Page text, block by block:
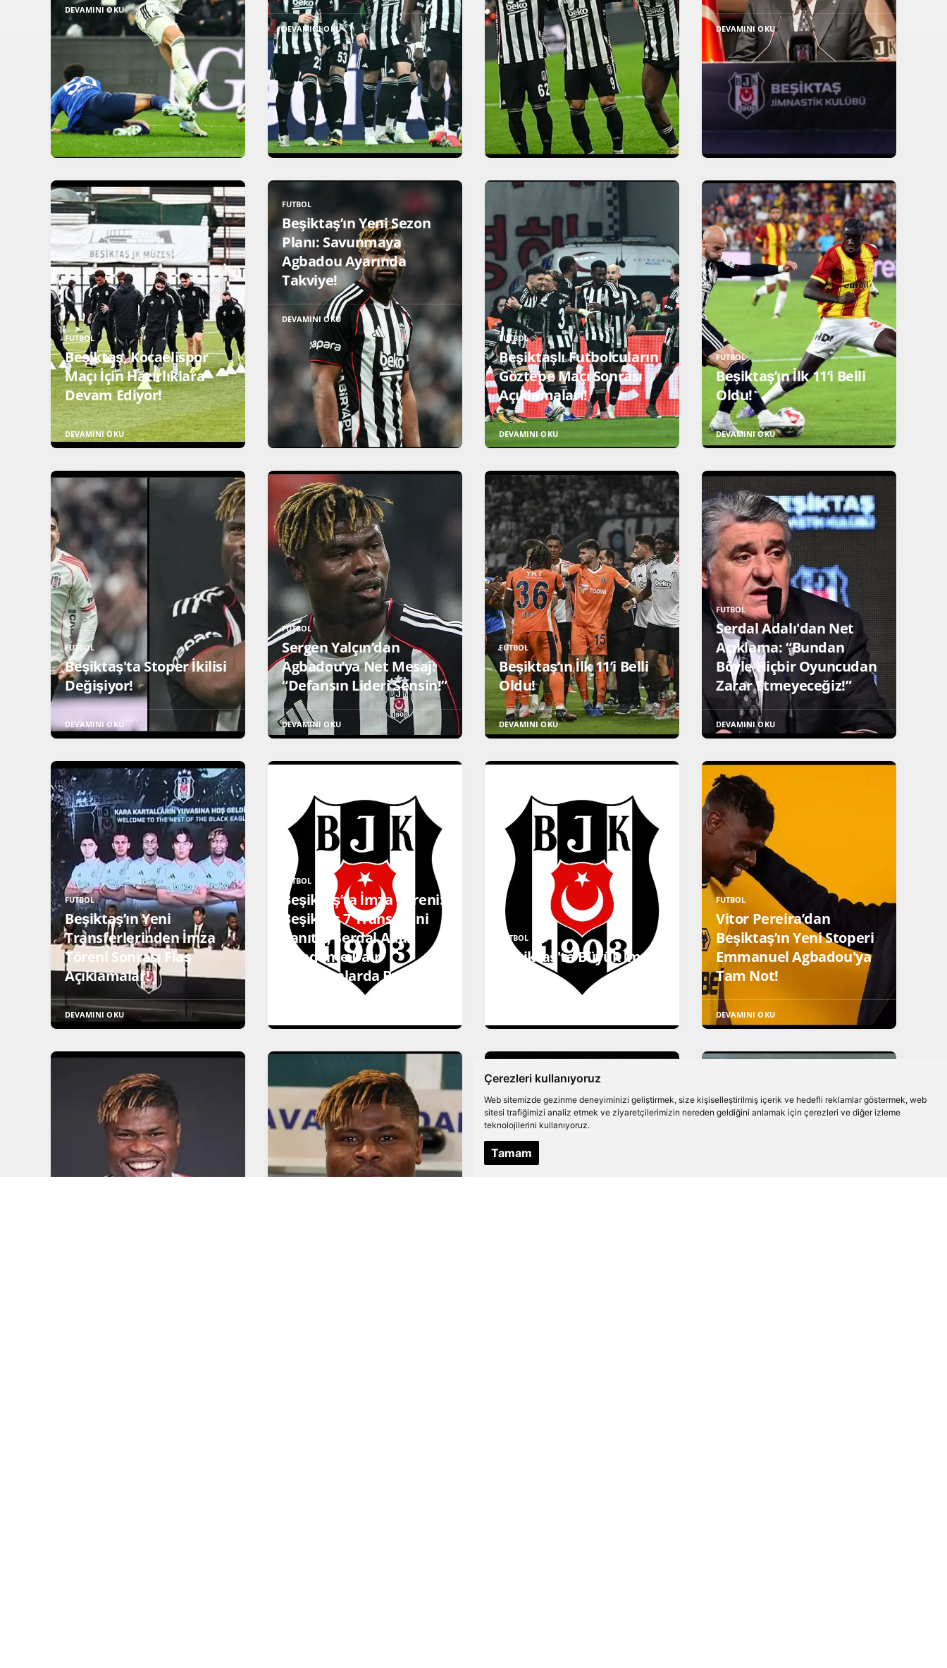
Çerezleri kullanıyoruz
Web sitemizde gezinme deneyiminizi geliştirmek, size kişiselleştirilmiş içerik ve hedefli reklamlar göstermek, web
sitesi trafiğimizi analiz etmek ve ziyaretçilerimizin nereden geldiğini anlamak için çerezleri ve diğer izleme
teknolojilerini kullanıyoruz.
Tamam
DEVAMINI OKU
DEVAMINI OKU DEVAMINI OKU
FUTBOL
Beşiktaş, Kocaelispor
Maçı İçin Hazırlıklara
Devam Ediyor!
DEVAMINI OKU
FUTBOL
Beşiktaş’ın Yeni Sezon
Planı: Savunmaya
Agbadou Ayarında
Takviye!
DEVAMINI OKU
FUTBOL
Beşiktaşlı Futbolcuların
Göztepe Maçı Sonrası
Açıklamaları!
DEVAMINI OKU
FUTBOL
Beşiktaş’ın İlk 11’i Belli
Oldu!
DEVAMINI OKU
FUTBOL
Beşiktaş'ta Stoper İkilisi
Değişiyor!
DEVAMINI OKU
FUTBOL
Sergen Yalçın’dan
Agbadou’ya Net Mesaj:
“Defansın Lideri Sensin!”
DEVAMINI OKU
FUTBOL
Beşiktaş’ın İlk 11’i Belli
Oldu!
DEVAMINI OKU
FUTBOL
Serdal Adalı'dan Net
Açıklama: “Bundan
Böyle Hiçbir Oyuncudan
Zarar Etmeyeceğiz!”
DEVAMINI OKU
FUTBOL
Beşiktaş’ın Yeni
Transferlerinden İmza
Töreni Sonrası Flaş
Açıklamalar!
DEVAMINI OKU
FUTBOL
Beşiktaş’ta İmza Töreni:
Beşiktaş 7 Transferini
Tanıttı, Serdal Adalı
Gündeme Dair
Açıklamalarda Bulundu!
FUTBOL
Beşiktaş'ta Büyük İmza
FUTBOL
Vitor Pereira’dan
Beşiktaş’ın Yeni Stoperi
Emmanuel Agbadou'ya
Tam Not!
DEVAMINI OKU